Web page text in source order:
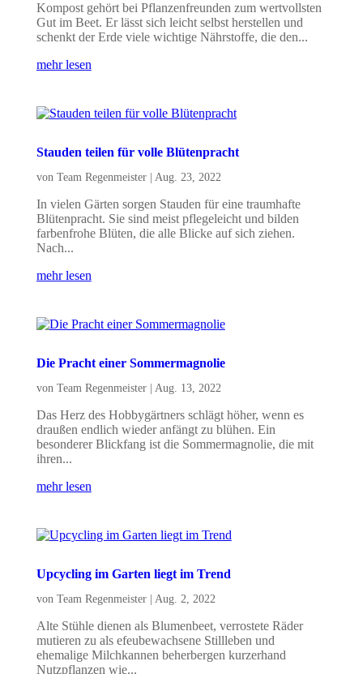
Kompost gehört bei Pflanzenfreunden zum wertvollsten
Gut im Beet. Er lässt sich leicht selbst herstellen und
schenkt der Erde viele wichtige Nährstoffe, die den...
mehr lesen
Stauden teilen für volle Blütenpracht
von Team Regenmeister| Aug. 23, 2022
In vielen Gärten sorgen Stauden für eine traumhafte
Blütenpracht. Sie sind meist pflegeleicht und bilden
farbenfrohe Blüten, die alle Blicke auf sich ziehen.
Nach...
mehr lesen
Die Pracht einer Sommermagnolie
von Team Regenmeister| Aug. 13, 2022
Das Herz des Hobbygärtners schlägt höher, wenn es
draußen endlich wieder anfängt zu blühen. Ein
besonderer Blickfang ist die Sommermagnolie, die mit
ihren...
mehr lesen
Upcycling im Garten liegt im Trend
von Team Regenmeister| Aug. 2, 2022
Alte Stühle dienen als Blumenbeet, verrostete Räder
mutieren zu als efeubewachsene Stillleben und
ehemalige Milchkannen beherbergen kurzerhand
Nutzpflanzen wie...